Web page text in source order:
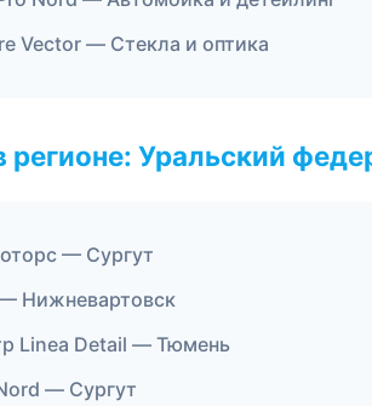
Vector — Стекла и оптика
регионе: Уральский
— Сургут
Нижневартовск
Linea Detail — Тюмень
— Сургут